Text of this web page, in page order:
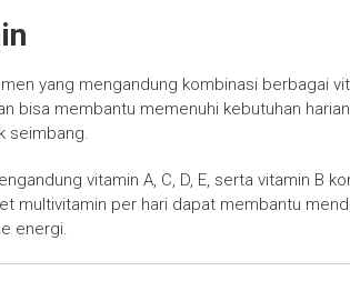
yang mengandung kombinasi berbagai
bisa membantu memenuhi kebutuhan
seimbang.
vitamin A, C, D, E, serta vitamin B
multivitamin per hari dapat membantu
energi.